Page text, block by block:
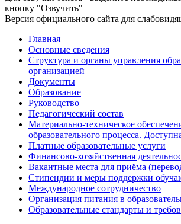
кнопку "Озвучить"
Версия официального сайта для
Главная
Основные сведения
Структура и органы управления
организацией
Документы
Образование
Руководство
Педагогический состав
Материально-техническое
образовательного процесса.
Платные образовательные услуги
Финансово-хозяйственная
Вакантные места для приёма
Стипендии и меры поддержки
Международное сотрудничество
Организация питания в
Образовательные стандарты и